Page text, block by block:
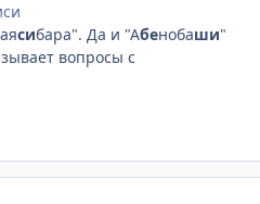
сибара". Да и "Абенобаши"
вопросы с